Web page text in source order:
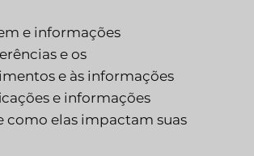
e informações
e os
e às informações
e informações
como elas impactam suas